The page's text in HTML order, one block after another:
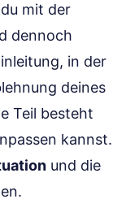
mit der
dennoch
in der
deines
Teil besteht
kannst.
und die